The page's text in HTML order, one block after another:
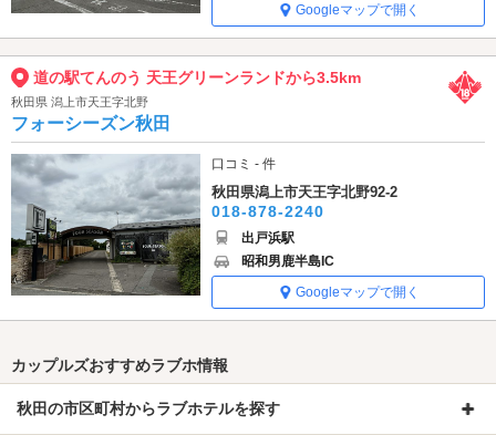
Googleマップで開く
道の駅てんのう 天王グリーンランドから3.5km
秋田県 潟上市天王字北野
フォーシーズン秋田
口コミ - 件
秋田県潟上市天王字北野92-2
018-878-2240
出戸浜駅
昭和男鹿半島IC
Googleマップで開く
カップルズおすすめラブホ情報
秋田の市区町村からラブホテルを探す